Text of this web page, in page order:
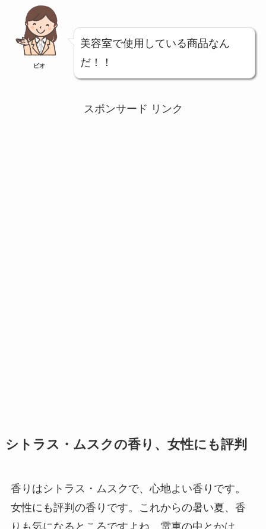
ビオ
美容室で使用している商品なん
だ！！
スポンサード リンク
シトラス・ムスクの香り、女性にも評判
香りはシトラス・ムスクで、心地よい香りです。
女性にも評判の香りです。これからの暑い夏、香